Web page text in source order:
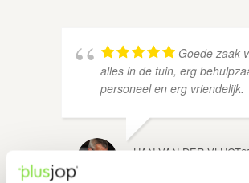
Goede zaak
alles in de tuin, erg
personeel en erg vriendelijk.
HAN VAN DER VLUGT